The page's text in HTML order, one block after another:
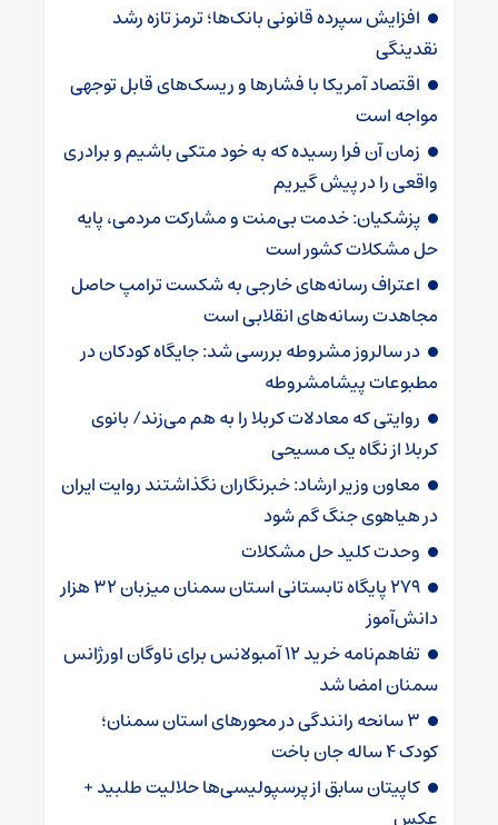
افزایش سپرده قانونی بانک‌ها؛ ترمز تازه رشد
نقدینگی
اقتصاد آمریکا با فشارها و ریسک‌های قابل توجهی
مواجه است
زمان آن فرا رسیده که به خود متکی باشیم و برادری
واقعی را در پیش گیریم
پزشکیان: خدمت بی‌منت و مشارکت مردمی، پایه
حل مشکلات کشور است
اعتراف رسانه‌های خارجی به شکست ترامپ حاصل
مجاهدت رسانه‌های انقلابی است
در سالروز مشروطه بررسی شد: جایگاه کودکان در
مطبوعات پیشامشروطه
روایتی که معادلات کربلا را به هم می‌زند/ بانوی
کربلا از نگاه یک مسیحی
معاون وزیر ارشاد: خبرنگاران نگذاشتند روایت ایران
در هیاهوی جنگ گم شود
وحدت کلید حل مشکلات
۲۷۹ پایگاه تابستانی استان سمنان میزبان ۳۲ هزار
دانش‌آموز
تفاهم‌نامه خرید ۱۲ آمبولانس برای ناوگان اورژانس
سمنان امضا شد
۳ سانحه رانندگی در محورهای استان سمنان؛
کودک ۴ ساله جان باخت
کاپیتان سابق از پرسپولیسی‌ها حلالیت طلبید +
عکس